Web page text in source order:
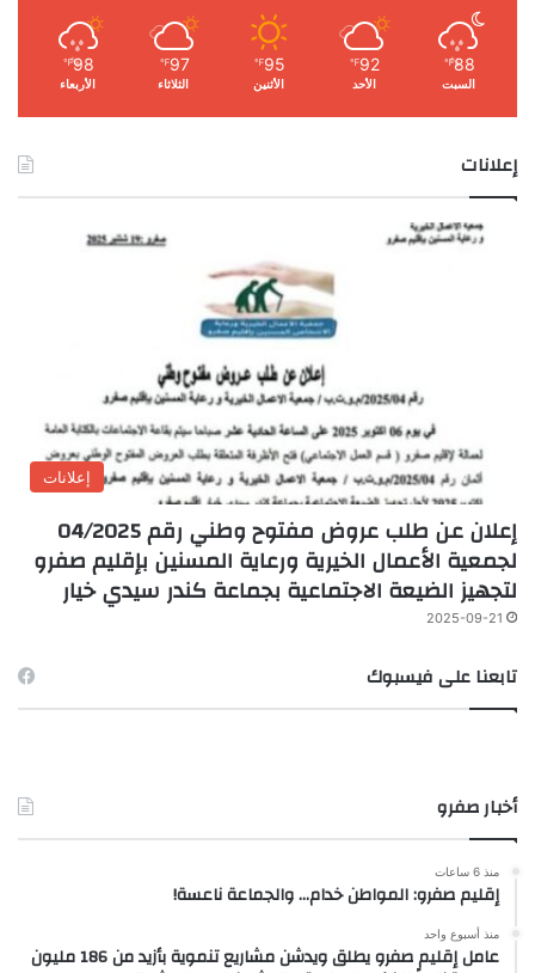
88
℉
السبت
92
℉
الأحد
95
℉
الأثنين
97
℉
الثلاثاء
98
℉
الأربعاء
إعلانات
إعلانات
إعلان عن طلب عروض مفتوح وطني رقم 04/2025
لجمعية الأعمال الخيرية ورعاية المسنين بإقليم صفرو
لتجهيز الضيعة الاجتماعية بجماعة كندر سيدي خيار
2025-09-21
تابعنا على فيسبوك
أخبار صفرو
منذ 6 ساعات
إقليم صفرو: المواطن خدام… والجماعة ناعسة!
منذ أسبوع واحد
عامل إقليم صفرو يطلق ويدشن مشاريع تنموية بأزيد من 186 مليون